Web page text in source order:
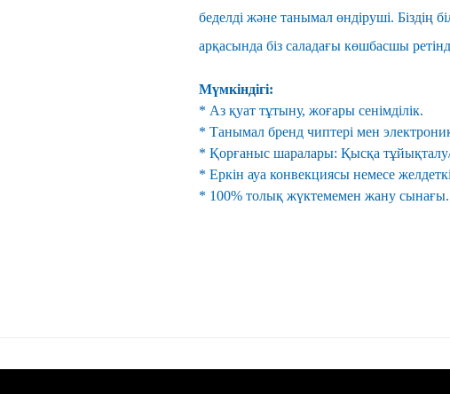
беделді және танымал өндіруші. Біздің
арқасында біз саладағы көшбасшы
Мүмкіндігі:
* Аз қуат тұтыну, жоғары сенімділік.
* Танымал бренд чиптері мен
* Қорғаныс шаралары: Қысқа
* Еркін ауа конвекциясы немесе
* 100% толық жүктемемен жану сынағы.